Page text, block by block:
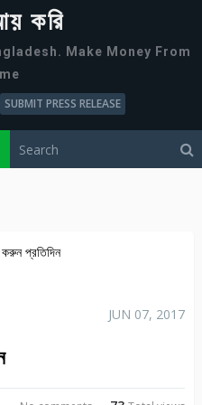
করি
Make Money From
SUBMIT PRESS RELEASE
প্রতিদিন
JUN 07, 2017